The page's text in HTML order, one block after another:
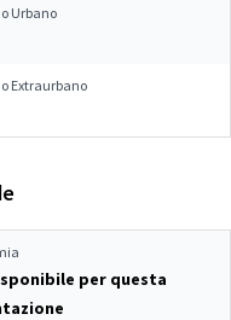
Urbano
Extraurbano
per questa